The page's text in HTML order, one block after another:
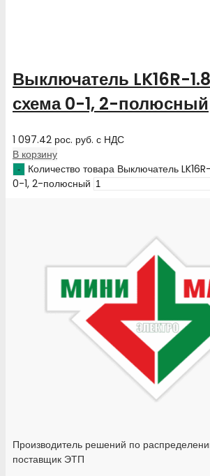
Выключатель LK16R-
схема 0-1, 2-полюсный
1 097.42 рос. руб. с НДС
В корзину
Количество товара Выключатель
0-1, 2-полюсный
Производитель решений по
поставщик ЭТП